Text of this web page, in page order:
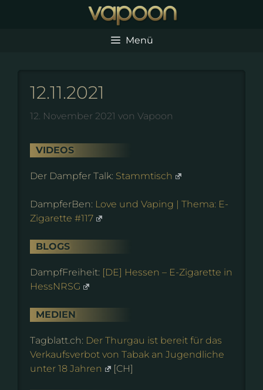
Menü
12.11.2021
12. November 2021 von Vapoon
VIDEOS
Der Dampfer Talk: Stammtisch
DampferBen: Love und Vaping | Thema: E-
Zigarette #117
BLOGS
DampfFreiheit: [DE] Hessen – E-Zigarette in
HessNRSG
MEDIEN
Tagblatt.ch: Der Thurgau ist bereit für das
Verkaufsverbot von Tabak an Jugendliche
unter 18 Jahren
[CH]